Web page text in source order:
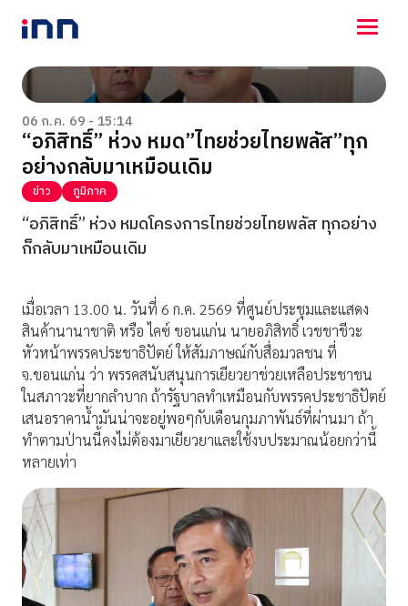
NEWS
ENTERTAINMENT
LIFESTYLE
HOROSCOPE
LOTTERY
VIDEO
ร่วมด้วยช่วยกัน
06 ก.ค. 69 - 15:14
“อภิสิทธิ์” ห่วง หมด”ไทยช่วยไทยพลัส”ทุก
อย่างกลับมาเหมือนเดิม
ข่าว ภูมิภาค
“อภิสิทธิ์” ห่วง หมดโครงการไทยช่วยไทยพลัส ทุกอย่าง
ก็กลับมาเหมือนเดิม
เมื่อเวลา 13.00 น. วันที่ 6 ก.ค. 2569 ที่ศูนย์ประชุมและแสดง
สินค้านานาชาติ หรือ ไคซ์ ขอนแก่น นายอภิสิทธิ์ เวชชาชีวะ
หัวหน้าพรรคประชาธิปัตย์ ให้สัมภาษณ์กับสื่อมวลชน ที่
จ.ขอนแก่น ว่า พรรคสนับสนุนการเยียวยาช่วยเหลือประชาชน
ในสภาวะที่ยากลำบาก ถ้ารัฐบาลทำเหมือนกับพรรคประชาธิปัตย์
เสนอราคาน้ำมันน่าจะอยู่พอๆกับเดือนกุมภาพันธ์ที่ผ่านมา ถ้า
ทำตามป่านนี้คงไม่ต้องมาเยียวยาและใช้งบประมาณน้อยกว่านี้
หลายเท่า